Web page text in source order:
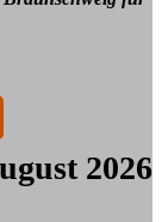
2026